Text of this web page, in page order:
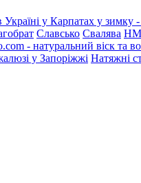
у Карпатах у зимку
Славсько Свалява
- натуральний віск та
у Запоріжжі Натяжні